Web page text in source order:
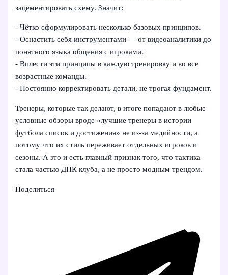
зацементировать схему. Значит:
- Чётко сформулировать несколько базовых принципов.
- Оснастить себя инструментами — от видеоаналитики до
понятного языка общения с игроками.
- Вплести эти принципы в каждую тренировку и во все
возрастные команды.
- Постоянно корректировать детали, не трогая фундамент.
Тренеры, которые так делают, в итоге попадают в любые
условные обзоры вроде «лучшие тренеры в истории
футбола список и достижения» не из‑за медийности, а
потому что их стиль переживает отдельных игроков и
сезоны. А это и есть главный признак того, что тактика
стала частью ДНК клуба, а не просто модным трендом.
Поделиться